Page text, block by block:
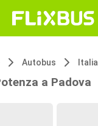
Autobus Italia
a Padova